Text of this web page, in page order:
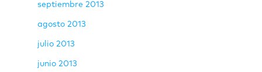
septiembre 2013
agosto 2013
julio 2013
junio 2013